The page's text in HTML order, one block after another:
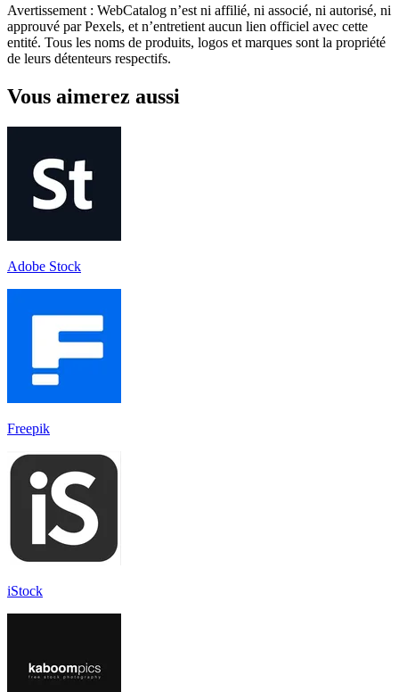
Avertissement : WebCatalog n’est ni affilié, ni associé, ni autorisé, ni
approuvé par Pexels, et n’entretient aucun lien officiel avec cette
entité. Tous les noms de produits, logos et marques sont la propriété
de leurs détenteurs respectifs.
Vous aimerez aussi
Adobe Stock
Freepik
iStock